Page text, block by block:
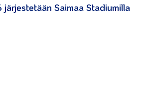
Saimaa Stadiumilla